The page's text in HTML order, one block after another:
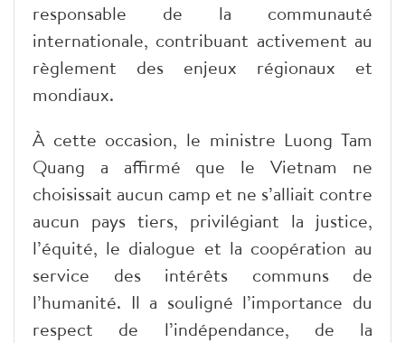
responsable de la communauté
internationale, contribuant activement au
règlement des enjeux régionaux et
mondiaux.​
À cette occasion, le ministre Luong Tam
Quang a affirmé que le Vietnam ne
choisissait aucun camp et ne s’alliait contre
aucun pays tiers, privilégiant la justice,
l’équité, le dialogue et la coopération au
service des intérêts communs de
l’humanité. Il a souligné l’importance du
respect de l’indépendance, de la